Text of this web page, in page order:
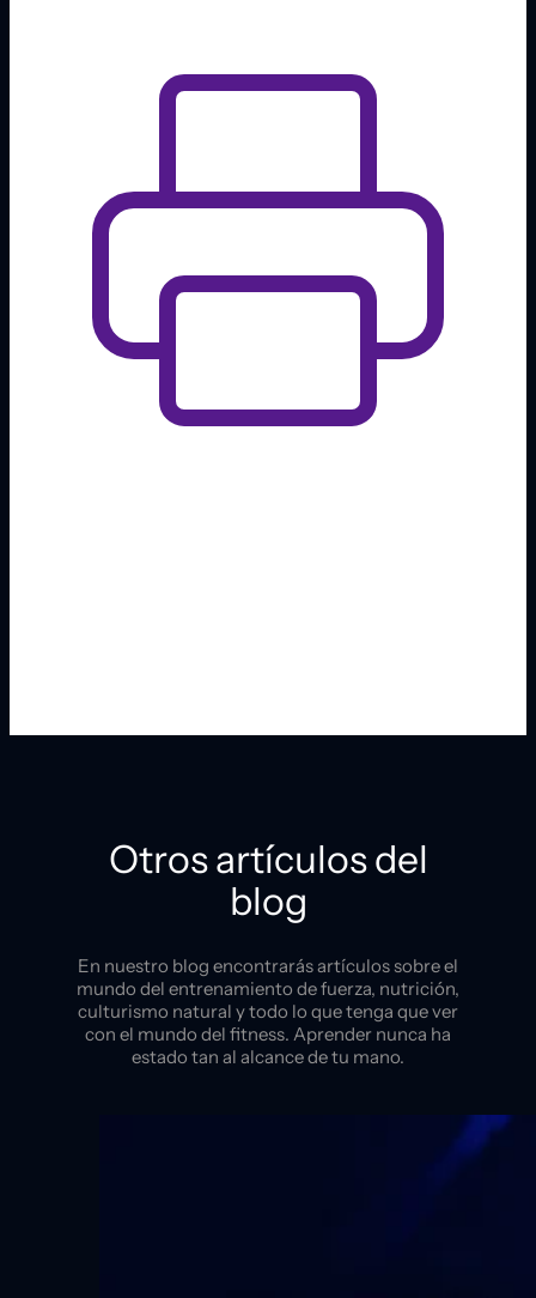
Otros artículos del
blog
En nuestro blog encontrarás artículos sobre el
mundo del entrenamiento de fuerza, nutrición,
culturismo natural y todo lo que tenga que ver
con el mundo del fitness. Aprender nunca ha
estado tan al alcance de tu mano.